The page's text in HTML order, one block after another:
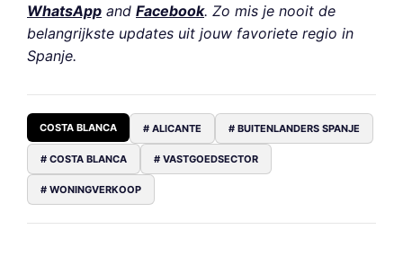
WhatsApp and Facebook. Zo mis je nooit de
belangrijkste updates uit jouw favoriete regio in
Spanje.
COSTA BLANCA # ALICANTE # BUITENLANDERS SPANJE
# COSTA BLANCA # VASTGOEDSECTOR
# WONINGVERKOOP